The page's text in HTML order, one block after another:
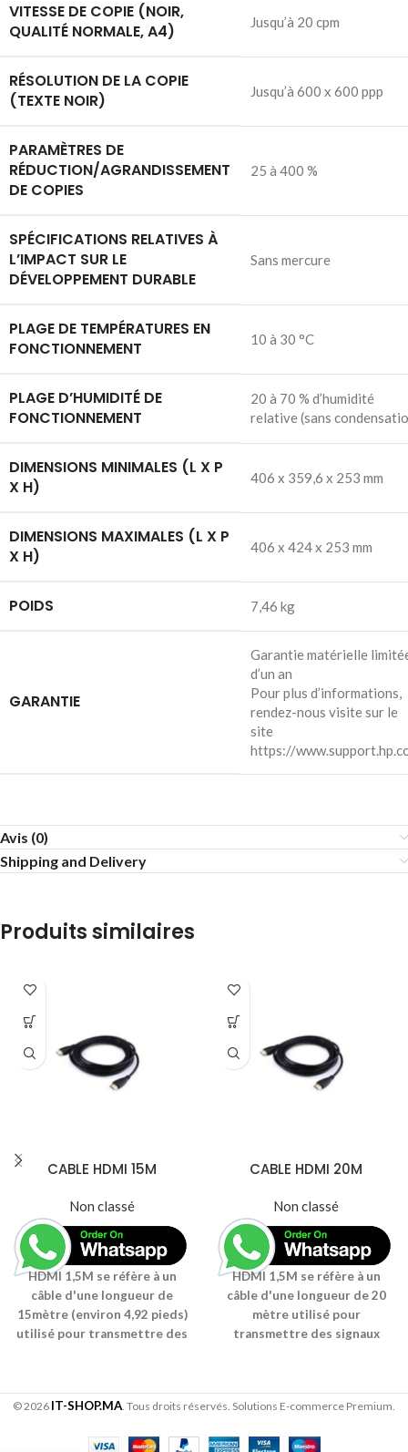
VITESSE DE COPIE (NOIR,
QUALITÉ NORMALE, A4)
Jusqu’à 20 cpm
RÉSOLUTION DE LA COPIE
(TEXTE NOIR)
Jusqu’à 600 x 600 ppp
PARAMÈTRES DE
RÉDUCTION/AGRANDISSEMENT
DE COPIES
25 à 400 %
SPÉCIFICATIONS RELATIVES À
L’IMPACT SUR LE
DÉVELOPPEMENT DURABLE
Sans mercure
PLAGE DE TEMPÉRATURES EN
FONCTIONNEMENT
10 à 30 °C
PLAGE D’HUMIDITÉ DE
FONCTIONNEMENT
20 à 70 % d’humidité
relative (sans
DIMENSIONS MINIMALES (L X P
X H)
406 x 359,6 x 253 mm
DIMENSIONS MAXIMALES (L X P
X H)
406 x 424 x 253 mm
POIDS 7,46 kg
GARANTIE
Garantie matérielle
d’un an
Pour plus d’informations,
rendez-nous visite sur le
site
https://
Avis (0)
Shipping and Delivery
Produits similaires
CABLE HDMI 15M
Non classé
HDMI 1,5M se réfère à un
câble d'une longueur de
15mètre (environ 4,92 pieds)
utilisé pour transmettre des
dispositifs dotés de ports
HDMI (interface multimédia
conçu pour offrir une
CABLE HDMI 20M
Non classé
HDMI 1,5M se réfère à un
câble d'une longueur de 20
mètre utilisé pour
transmettre des signaux
dispositifs dotés de ports
HDMI (interface multimédia
conçu pour offrir une
© 2026 IT-SHOP.MA. Tous droits réservés. Solutions E-commerce Premium.